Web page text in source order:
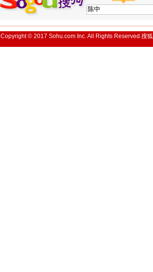
Copyright © 2017 Sohu.com Inc. All Rights Reserved.搜